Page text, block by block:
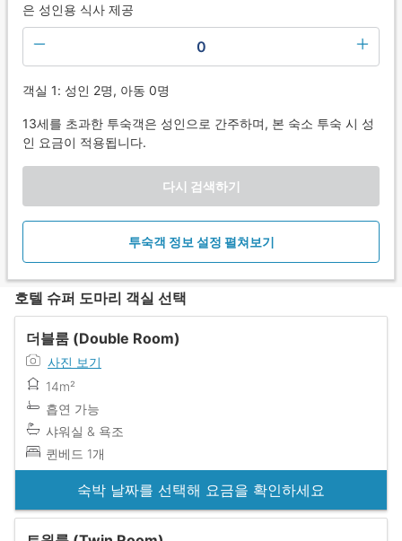
은 성인용 식사 제공
0
객실 1: 성인 2명, 아동 0명
13세를 초과한 투숙객은 성인으로 간주하며, 본 숙소 투숙 시 성
인 요금이 적용됩니다.
다시 검색하기
투숙객 정보 설정 펼쳐보기
호텔 슈퍼 도마리 객실 선택
더블룸 (Double Room)
사진 보기
14m²
흡연 가능
샤워실 & 욕조
퀸베드 1개
숙박 날짜를 선택해 요금을 확인하세요